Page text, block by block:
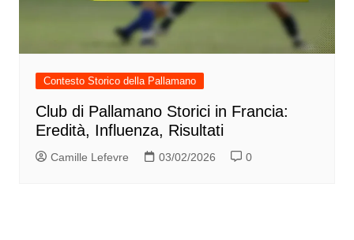
Contesto Storico della Pallamano
Club di Pallamano Storici in Francia:
Eredità, Influenza, Risultati
Camille Lefevre 03/02/2026 0